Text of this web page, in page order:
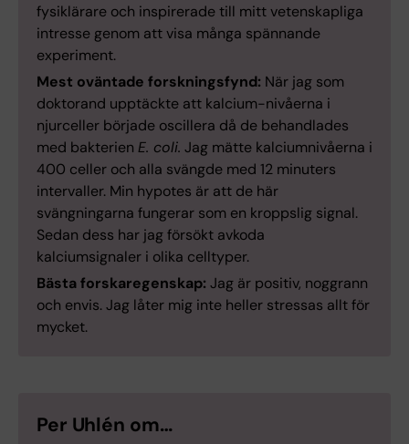
fysiklärare och inspirerade till mitt vetenskapliga
intresse genom att visa många spännande
experiment.
Mest oväntade forskningsfynd: När jag som
doktorand upptäckte att kalcium-nivåerna i
njurceller började oscillera då de behandlades
med bakterien E. coli. Jag mätte kalciumnivåerna i
400 celler och alla svängde med 12 minuters
intervaller. Min hypotes är att de här
svängningarna fungerar som en kroppslig signal.
Sedan dess har jag försökt avkoda
kalciumsignaler i olika celltyper.
Bästa forskaregenskap: Jag är positiv, noggrann
och envis. Jag låter mig inte heller stressas allt för
mycket.
Per Uhlén om…